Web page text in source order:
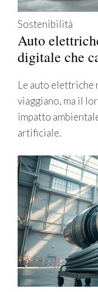
Sostenibilità
Auto
digitale che
Le auto elettriche
viaggiano, ma il
impatto
artificiale.